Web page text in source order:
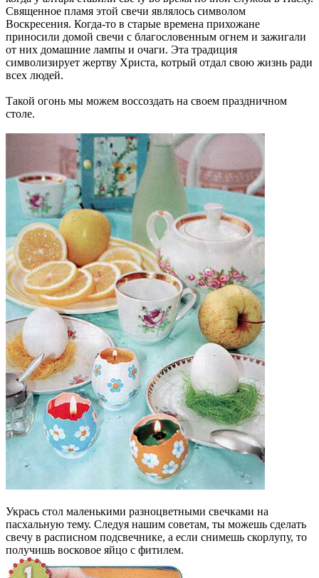
Священное пламя этой свечи являлось символом
Воскресения. Когда-то в старые времена прихожане
приносили домой свечи с благословенным огнем и зажигали
от них домашние лампы и очаги. Эта традиция
символизирует жертву Христа, котрый отдал свою жизнь ради
всех людей.
Такой огонь мы можем воссоздать на своем праздничном
столе.
Укрась стол маленькими разноцветными свечками на
пасхальную тему. Следуя нашим советам, ты можешь сделать
свечу в расписном подсвечнике, а если снимешь скорлупу, то
получишь восковое яйцо с фитилем.